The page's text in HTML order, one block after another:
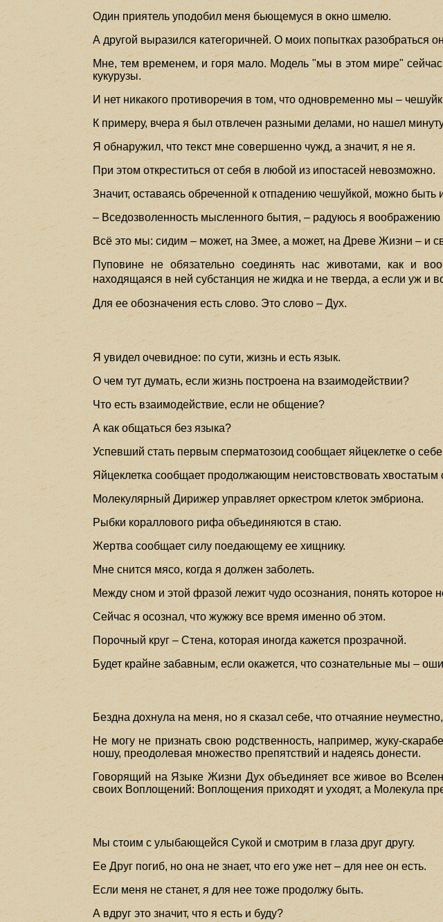
Один приятель уподобил меня бьющемуся в окно шмелю.
А другой выразился категоричней. О моих попытках разобраться
Мне, тем временем, и горя мало. Модель "мы в этом мире"
кукурузы.
И нет никакого противоречия в том, что одновременно мы –
К примеру, вчера я был отвлечен разными делами, но нашел
Я обнаружил, что текст мне совершенно чужд, а значит, я не я.
При этом откреститься от себя в любой из ипостасей невозможно.
Значит, оставаясь обреченной к отпадению чешуйкой, можно
– Вседозволенность мысленного бытия, – радуюсь я
Всё это мы: сидим – может, на Змее, а может, на Древе Жизни – и
Пуповине не обязательно соединять нас животами, как и
находящаяся в ней субстанция не жидка и не тверда, а если уж и
Для ее обозначения есть слово. Это слово – Дух.
Я увидел очевидное: по сути, жизнь и есть язык.
О чем тут думать, если жизнь построена на взаимодействии?
Что есть взаимодействие, если не общение?
А как общаться без языка?
Успевший стать первым сперматозоид сообщает яйцеклетке о
Яйцеклетка сообщает продолжающим неистовствовать хвостатым
Молекулярный Дирижер управляет оркестром клеток эмбриона.
Рыбки кораллового рифа объединяются в стаю.
Жертва сообщает силу поедающему ее хищнику.
Мне снится мясо, когда я должен заболеть.
Между сном и этой фразой лежит чудо осознания, понять которое
Сейчас я осознал, что жужжу все время именно об этом.
Порочный круг – Стена, которая иногда кажется прозрачной.
Будет крайне забавным, если окажется, что сознательные мы –
Бездна дохнула на меня, но я сказал себе, что отчаяние
Не могу не признать свою родственность, например, жуку-
ношу, преодолевая множество препятствий и надеясь донести.
Говорящий на Языке Жизни Дух объединяет все живое во
своих Воплощений: Воплощения приходят и уходят, а Молекула
Мы стоим с улыбающейся Сукой и смотрим в глаза друг другу.
Ее Друг погиб, но она не знает, что его уже нет – для нее он есть.
Если меня не станет, я для нее тоже продолжу быть.
А вдруг это значит, что я есть и буду?